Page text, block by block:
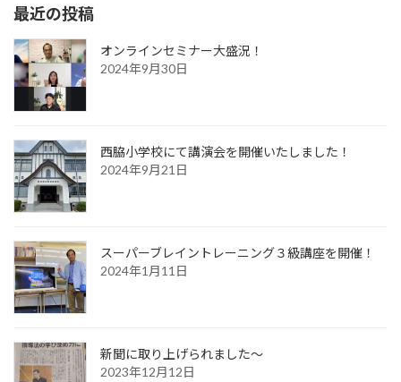
最近の投稿
オンラインセミナー大盛況！
2024年9月30日
西脇小学校にて講演会を開催いたしました！
2024年9月21日
スーパーブレイントレーニング３級講座を開催！
2024年1月11日
新聞に取り上げられました〜
2023年12月12日